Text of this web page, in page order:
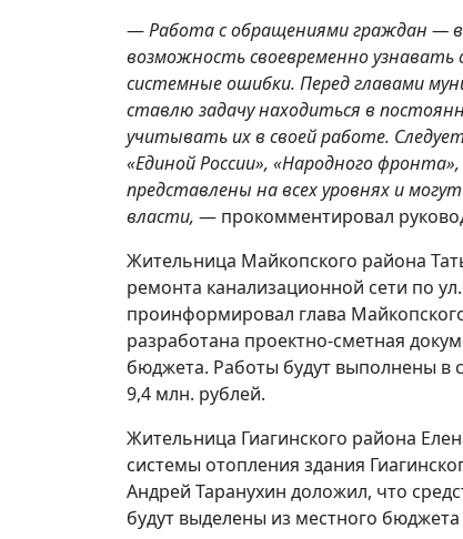
—Работа с обращениями граждан —
возможность своевременно
системные ошибки. Перед главами
ставлю задачу находиться в
учитывать их в своей работе.
«Единой России», «Народного
представлены на всех уровнях и
власти, — прокомментировал
Жительница Майкопского района
ремонта канализационной сети по
проинформировал глава
разработана проектно-сметная
бюджета. Работы будут выполнены в
9,4 млн. рублей.
Жительница Гиагинского района
системы отопления здания
Андрей Таранухин доложил, что
будут выделены из местного